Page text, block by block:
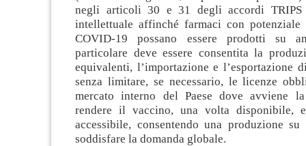
negli articoli 30 e 31 degli accordi TRIPS
intellettuale affinché farmaci con potenziale
COVID-19 possano essere prodotti su
particolare deve essere consentita la
equivalenti, l’importazione e l’esportazione
senza limitare, se necessario, le licenze
mercato interno del Paese dove avviene
rendere il vaccino, una volta disponibile,
accessibile, consentendo una produzione
soddisfare la domanda globale.